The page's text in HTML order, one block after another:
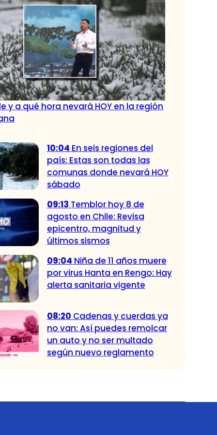
y a qué hora nevará HOY en la región
10:04 En seis regiones del
país: Estas son todas las
comunas donde nevará HOY
sábado
09:13 Temblor hoy 8 de
agosto en Chile: Revisa
epicentro, magnitud y
últimos sismos
09:04 Niña de 11 años muere
por virus Hanta en Rengo: Hay
alerta sanitaria vigente
08:20 Cadenas y cuerdas ya
no van: Así puedes remolcar
un auto y no ser multado
según nuevo reglamento